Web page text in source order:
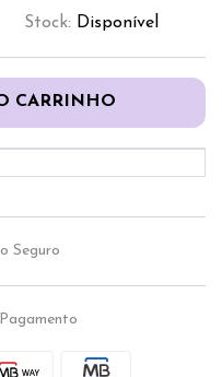
Stock: Disponível
CARRINHO
Seguro